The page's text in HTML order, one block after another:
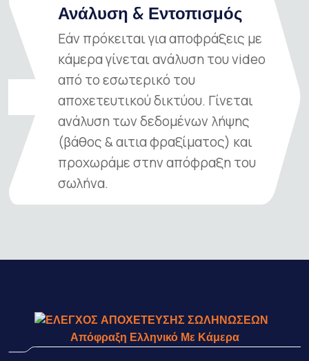
Ανάλυση & Εντοπισμός
Εάν πρόκειται για αποφράξεις με
κάμερα γίνεται ανάλυση του video
από το εσωτερικό του
αποχετευτικού δικτύου. Γίνεται
ανάλυση των δεδομένων λήψης
(βάθος & αιτια φραξίματος) και
προχωράμε στην απόφραξη του
σωλήνα.
Απόφραξη Ελληνικό Με Κάμερα